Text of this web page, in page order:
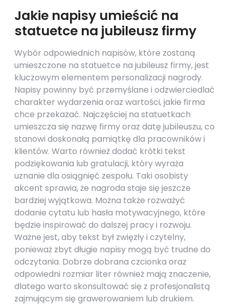
Jakie napisy umieścić na
statuetce na jubileusz firmy
Wybór odpowiednich napisów, które zostaną
umieszczone na statuetce na jubileusz firmy, jest
kluczowym elementem personalizacji nagrody.
Napisy powinny być przemyślane i odzwierciedlać
charakter wydarzenia oraz wartości, jakie firma
chce przekazać. Najczęściej na statuetkach
umieszcza się nazwę firmy oraz datę jubileuszu, co
stanowi doskonałą pamiątkę dla pracowników i
klientów. Warto również dodać krótki tekst
podziękowania lub gratulacji, który wyraża
uznanie dla osiągnięć zespołu. Taki osobisty
akcent sprawia, że nagroda staje się jeszcze
bardziej wyjątkowa. Można także rozważyć
dodanie cytatu lub hasła motywacyjnego, które
będzie inspirować do dalszej pracy i rozwoju.
Ważne jest, aby tekst był zwięzły i czytelny,
ponieważ zbyt długie napisy mogą być trudne do
odczytania. Dobrze dobrana czcionka oraz
odpowiedni rozmiar liter również mają znaczenie,
dlatego warto skonsultować się z profesjonalistą
zajmującym się grawerowaniem lub drukiem.